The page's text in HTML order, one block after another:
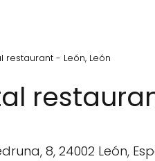
restaurant - León, León
8, 24002 León,